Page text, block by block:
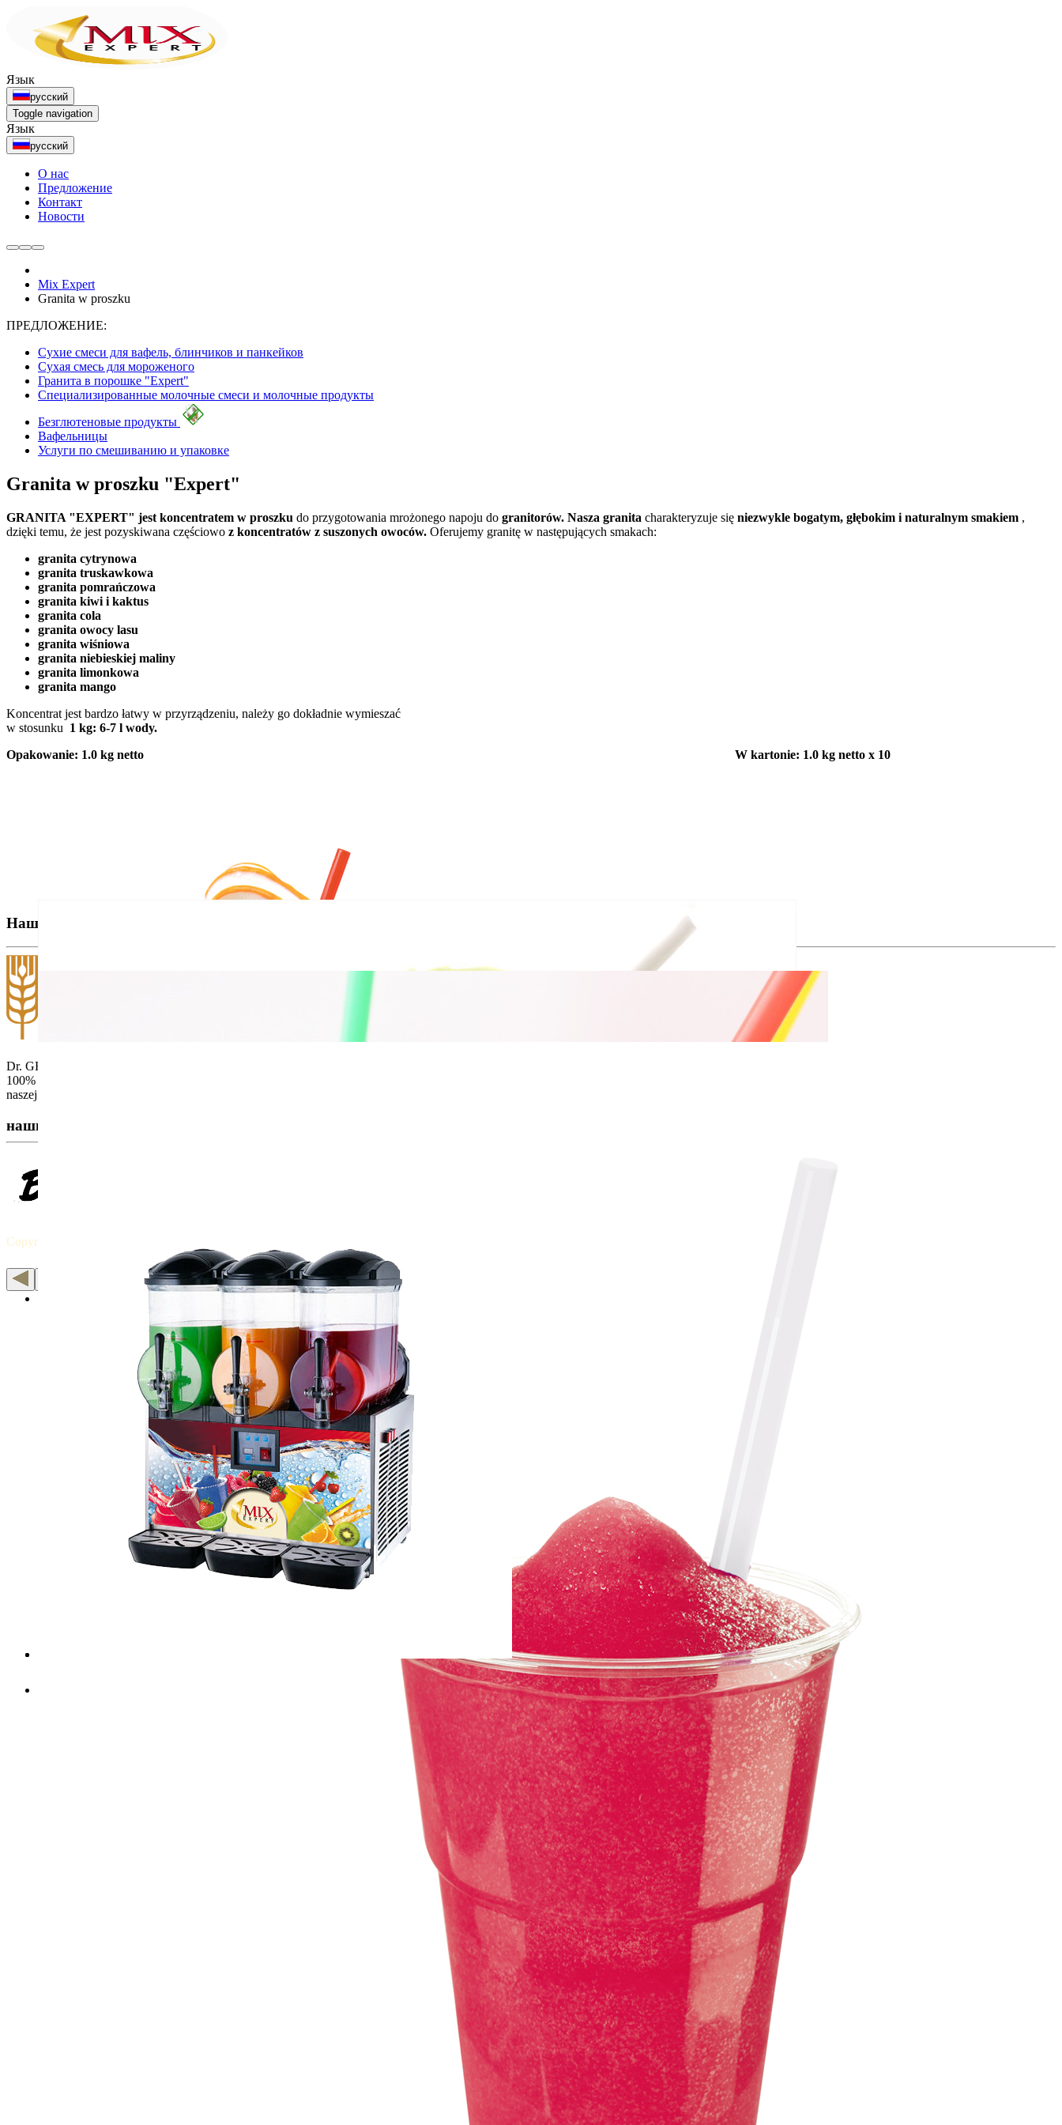
Язык
русский
Toggle navigation
Язык
русский
О нас
Предложение
Контакт
Новости
Mix Expert
Granita w proszku
ПРЕДЛОЖЕНИЕ:
Сухие смеси для вафель, блинчиков и панкейков
Сухая смесь для мороженого
Гранита в порошке "Expert"
Специализированные молочные смеси и молочные продукты
Безглютеновые продукты
Вафельницы
Услуги по смешиванию и упаковке
Granita w proszku "Expert"
GRANITA "EXPERT" jest koncentratem w proszku do przygotowania mrożonego napoju do granitorów. Nasza granita charakteryzuje się niezwykle bogatym, głębokim i naturalnym smakiem ,
dzięki temu, że jest pozyskiwana częściowo z koncentratów z suszonych owoców. Oferujemy granitę w następujących smakach:
granita cytrynowa
granita truskawkowa
granita pomrańczowa
granita kiwi i kaktus
granita cola
granita owocy lasu
granita wiśniowa
granita niebieskiej maliny
granita limonkowa
granita mango
Koncentrat jest bardzo łatwy w przyrządzeniu, należy go dokładnie wymieszać
w stosunku 1 kg: 6-7 l wody.
Opakowanie: 1.0 kg netto W kartonie: 1.0 kg netto x 10
Наши бренды:
Dr. GF został stworzony w trosce o ludzi borykających się z coraz bardziej szerzącą się nietolerancją na gluten. Pragniemy zaoferować Państwu wysokiej jakości linię produktów bezglutenowych, które są w
100% bezpieczne - potwierdzają to stosowne badania w akredytowanym laboratorium, co gwarantuje utrzymanie niezmiennego, wysokiego poziomu jakości naszych produktów. Zapraszamy do odwiedzin
naszej strony internetowej
наши партнеры:
Copyright © 2015 MIXEXPERT